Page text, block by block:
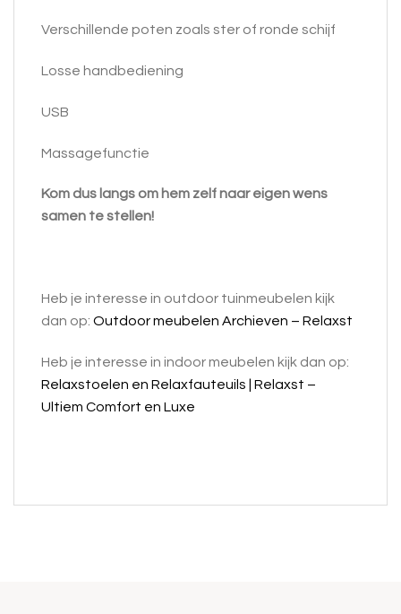
Verschillende poten zoals ster of ronde schijf
Losse handbediening
USB
Massagefunctie
Kom dus langs om hem zelf naar eigen wens
samen te stellen!
Heb je interesse in outdoor tuinmeubelen kijk
dan op: Outdoor meubelen Archieven – Relaxst
Heb je interesse in indoor meubelen kijk dan op:
Relaxstoelen en Relaxfauteuils | Relaxst –
Ultiem Comfort en Luxe